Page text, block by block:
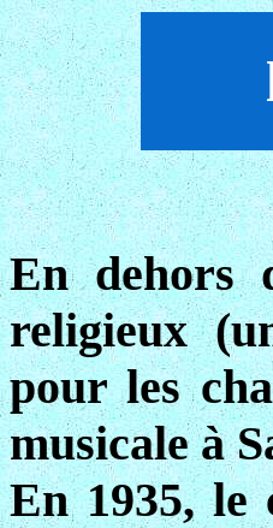
En dehors
religieux
pour les
musicale à
En 1935, le